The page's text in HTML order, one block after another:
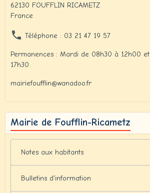
62130 FOUFFLIN RICAMETZ
France
Téléphone : 03 21 47 19 57
Permanences : Mardi de 08h30 à 12h00
17h30
mairiefoufflin@wanadoo.fr
Mairie de Foufflin-Ricametz
Notes aux habitants
Bulletins d'information